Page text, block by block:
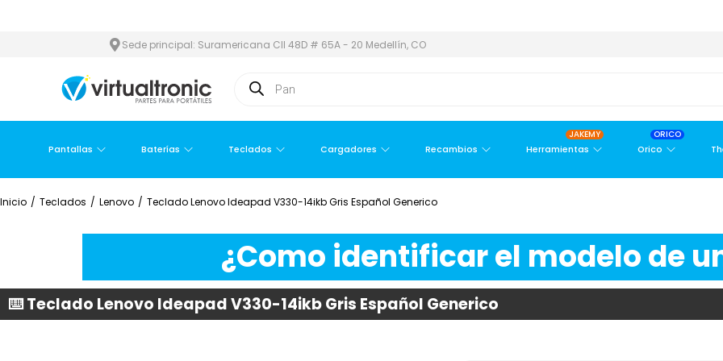
Sede principal: Suramericana Cll 48D # 65A - 20 Medellín, CO
Pantallas Baterías Teclados Cargadores Recambios Herramientas
JAKEMY
Orico
ORICO
Inicio / Teclados / Lenovo / Teclado Lenovo Ideapad V330-14ikb Gris Español Generico
¿Como identificar el modelo de
⌨️ Teclado Lenovo Ideapad V330-14ikb Gris Español Generico